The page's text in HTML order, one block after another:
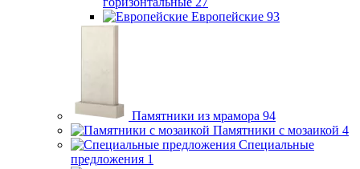
Европейские 93
Памятники из мрамора 94
Памятники с мозаикой 4
Специальные
предложения 1